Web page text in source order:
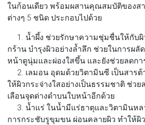
ในก้อนเดียว พร้อมผสานคุณสมบัติของส
ต่างๆ 5 ชนิด ประกอบไปด้วย
1. น้ำผึ้ง ช่วยรักษาความชุ่มชื่นให้กับ
กร้าน บำรุงผิวอย่างล้ำลึก ช่วยในการผลั
หน้าดูนุ่มและผ่องใสขึ้น และยังช่วยลดกา
2. เลมอน อุดมด้วยวิตามินซี เป็นสาร
ให้ผิวกระจ่างใสอย่างเป็นธรรมชาติ ช่ว
เลือนจุดด่างดำบนใบหน้าอีกด้วย
3. น้ำแร่ ในน้ำมีแร่ธาตุและวิตามินห
การกระชับรูขุมขน ผ่อนคลายผิว ทำให้ผิ